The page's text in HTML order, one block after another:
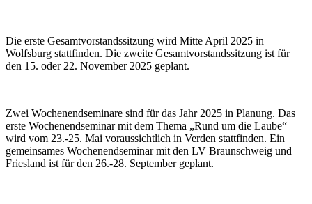
Die erste Gesamtvorstandssitzung wird Mitte April 2025 in
Wolfsburg stattfinden. Die zweite Gesamtvorstandssitzung ist für
den 15. oder 22. November 2025 geplant.
Zwei Wochenendseminare sind für das Jahr 2025 in Planung. Das
erste Wochenendseminar mit dem Thema „Rund um die Laube“
wird vom 23.-25. Mai voraussichtlich in Verden stattfinden. Ein
gemeinsames Wochenendseminar mit den LV Braunschweig und
Friesland ist für den 26.-28. September geplant.